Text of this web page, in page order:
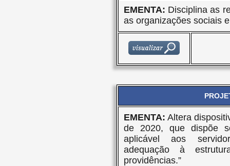
EMENTA: Disciplina as
as organizações sociais
EMENTA: Altera
de 2020, que dispõe
aplicável aos
adequação à
providências.”